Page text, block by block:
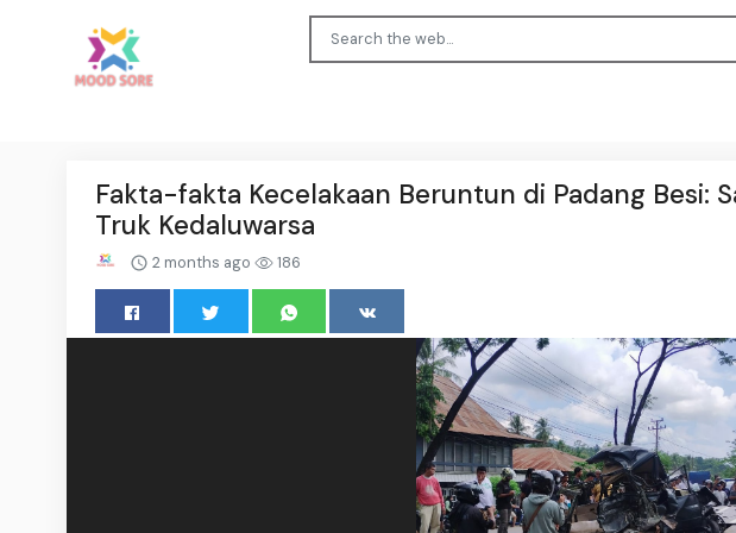
Fakta-fakta Kecelakaan Beruntun di Padang Besi:
Truk Kedaluwarsa
2 months ago 186